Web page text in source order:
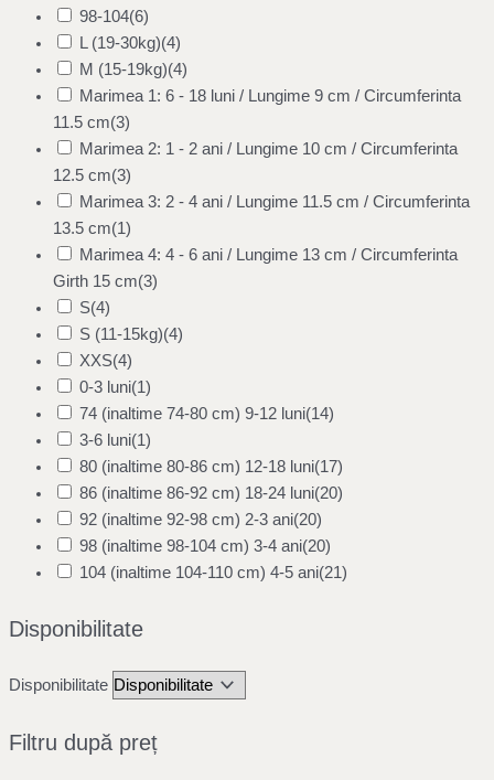
98-104(6)
L (19-30kg)(4)
M (15-19kg)(4)
Marimea 1: 6 - 18 luni / Lungime 9 cm / Circumferinta
11.5 cm(3)
Marimea 2: 1 - 2 ani / Lungime 10 cm / Circumferinta
12.5 cm(3)
Marimea 3: 2 - 4 ani / Lungime 11.5 cm / Circumferinta
13.5 cm(1)
Marimea 4: 4 - 6 ani / Lungime 13 cm / Circumferinta
Girth 15 cm(3)
S(4)
S (11-15kg)(4)
XXS(4)
0-3 luni(1)
74 (inaltime 74-80 cm) 9-12 luni(14)
3-6 luni(1)
80 (inaltime 80-86 cm) 12-18 luni(17)
86 (inaltime 86-92 cm) 18-24 luni(20)
92 (inaltime 92-98 cm) 2-3 ani(20)
98 (inaltime 98-104 cm) 3-4 ani(20)
104 (inaltime 104-110 cm) 4-5 ani(21)
Disponibilitate
Disponibilitate
Filtru după preț